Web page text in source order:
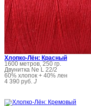
Хлопко-Лён: Красный
1600 метров, 250 гр.
Двунитка Ne L 22/2
60% хлопок + 40% лен
4 390 руб. J